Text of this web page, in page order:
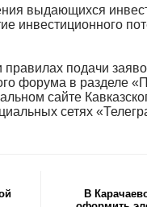
выдающихся
инвестиционного
подачи
форума в разделе
сайте
сетях
В